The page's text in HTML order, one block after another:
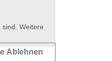
Weitere
Ablehnen